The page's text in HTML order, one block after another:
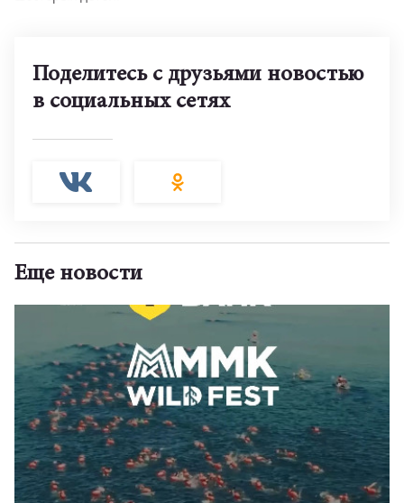
Поделитесь с друзьями новостью
в социальных сетях
Еще новости